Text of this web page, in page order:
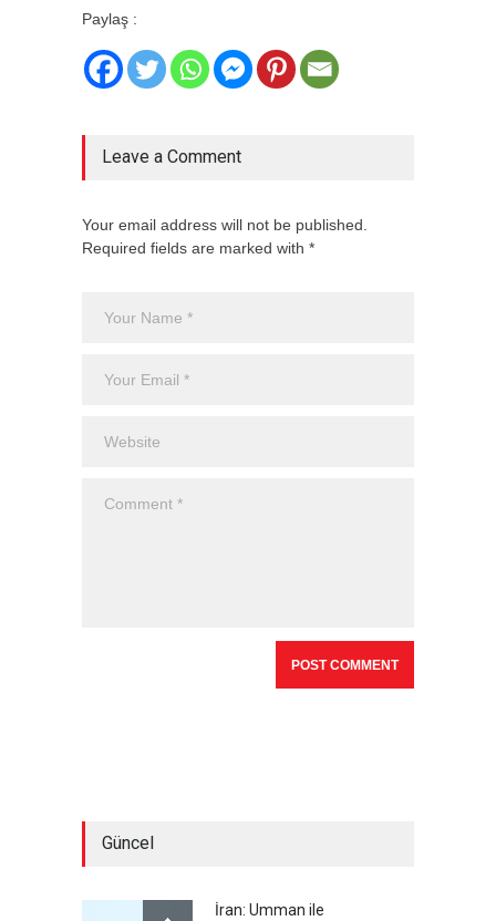
Paylaş :
Leave a Comment
Your email address will not be published.
Required fields are marked with *
Güncel
İran: Umman ile